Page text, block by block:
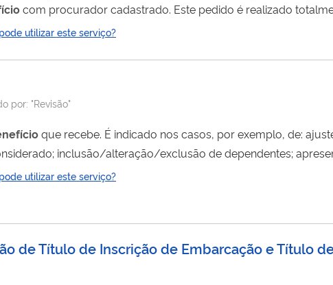
com procurador cadastrado. Este pedido é realizado totalmente pela internet,
utilizar este serviço?
por: "Revisão"
que recebe. É
apresentação de novos
totalmente pela internet, você não precisa ir ao INSS.
utilizar este serviço?
de Título de Inscrição de Embarcação e Título